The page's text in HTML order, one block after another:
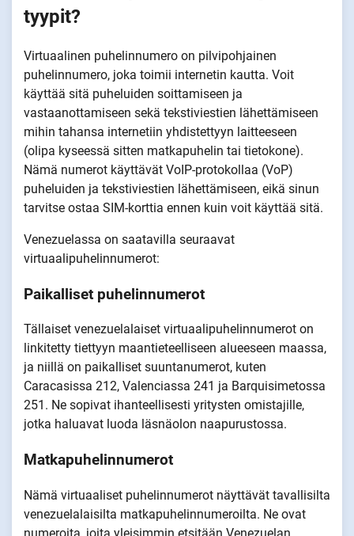
tyypit?
Virtuaalinen puhelinnumero on pilvipohjainen
puhelinnumero, joka toimii internetin kautta. Voit
käyttää sitä puheluiden soittamiseen ja
vastaanottamiseen sekä tekstiviestien lähettämiseen
mihin tahansa internetiin yhdistettyyn laitteeseen
(olipa kyseessä sitten matkapuhelin tai tietokone).
Nämä numerot käyttävät VoIP-protokollaa (VoP)
puheluiden ja tekstiviestien lähettämiseen, eikä sinun
tarvitse ostaa SIM-korttia ennen kuin voit käyttää sitä.
Venezuelassa on saatavilla seuraavat
virtuaalipuhelinnumerot:
Paikalliset puhelinnumerot
Tällaiset venezuelalaiset virtuaalipuhelinnumerot on
linkitetty tiettyyn maantieteelliseen alueeseen maassa,
ja niillä on paikalliset suuntanumerot, kuten
Caracasissa 212, Valenciassa 241 ja Barquisimetossa
251. Ne sopivat ihanteellisesti yritysten omistajille,
jotka haluavat luoda läsnäolon naapurustossa.
Matkapuhelinnumerot
Nämä virtuaaliset puhelinnumerot näyttävät tavallisilta
venezuelalaisilta matkapuhelinnumeroilta. Ne ovat
numeroita, joita yleisimmin etsitään Venezuelan